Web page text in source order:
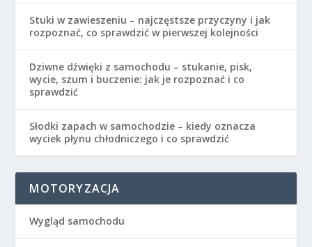
Stuki w zawieszeniu – najczęstsze przyczyny i jak
rozpoznać, co sprawdzić w pierwszej kolejności
Dziwne dźwięki z samochodu – stukanie, pisk,
wycie, szum i buczenie: jak je rozpoznać i co
sprawdzić
Słodki zapach w samochodzie – kiedy oznacza
wyciek płynu chłodniczego i co sprawdzić
MOTORYZACJA
Wygląd samochodu